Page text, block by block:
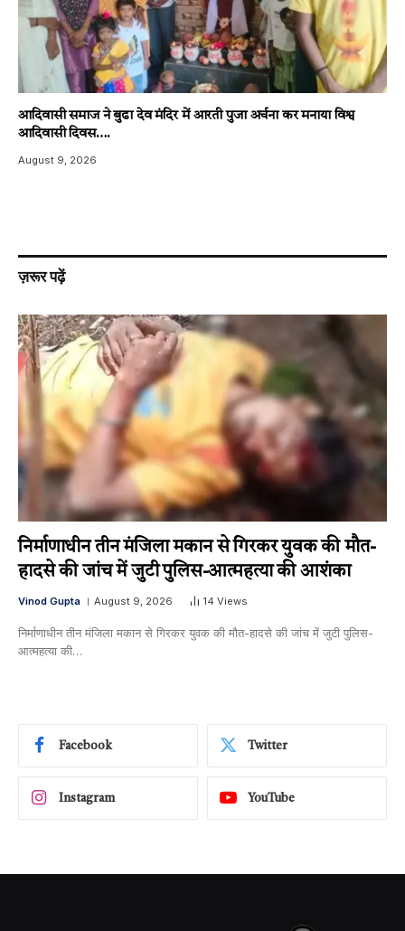
आदिवासी समाज ने बुढा देव मंदिर में आरती पुजा अर्चना कर मनाया विश्व
आदिवासी दिवस….
August 9, 2026
ज़रूर पढ़ें
निर्माणाधीन तीन मंजिला मकान से गिरकर युवक की मौत-
हादसे की जांच में जुटी पुलिस-आत्महत्या की आशंका
Vinod Gupta August 9, 2026 14 Views
निर्माणाधीन तीन मंजिला मकान से गिरकर युवक की मौत-हादसे की जांच में जुटी पुलिस-
आत्महत्या की…
Facebook Twitter
Instagram YouTube